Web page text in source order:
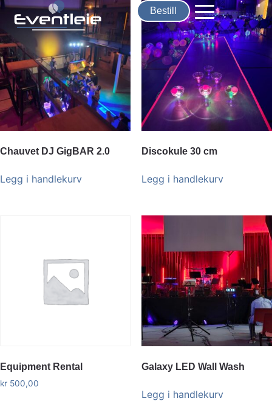
Bestill
Chauvet DJ GigBAR 2.0
Legg i handlekurv
Discokule 30 cm
Legg i handlekurv
Equipment Rental
kr 500,00
Galaxy LED Wall Wash
Legg i handlekurv